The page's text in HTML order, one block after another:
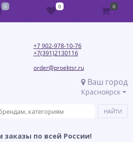
+7 902-978-10-76
+7(391)2130116
order@proektsr.ru
Ваш город
Красноярск
заказы по всей России!
0 0 0